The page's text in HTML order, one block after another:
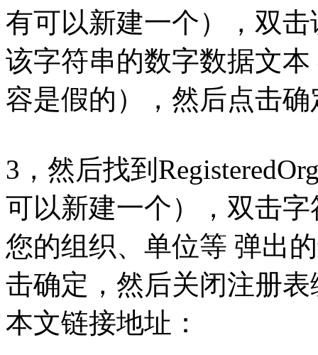
有可以新建一个），双
该字符串的数字数据文
容是假的），然后点击
3，然后找到
可以新建一个），双击
您的组织、单位等 弹出
击确定，然后关闭注册
本文链接地址：